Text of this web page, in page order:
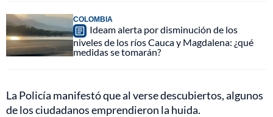
COLOMBIA
Ideam alerta por disminución de los
niveles de los ríos Cauca y Magdalena: ¿qué
medidas se tomarán?
La Policía manifestó que al verse descubiertos, algunos
de los ciudadanos emprendieron la huida.